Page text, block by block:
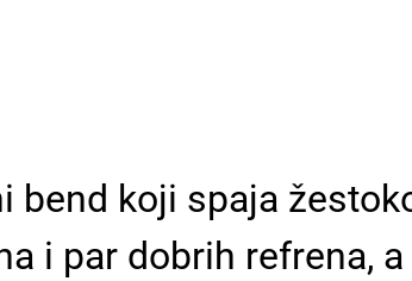
bend koji spaja
i par dobrih refrena,